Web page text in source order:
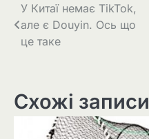
Навігація
записів
У Китаї немає TikTok,
але є Douyin. Ось що
це таке
Схожі записи